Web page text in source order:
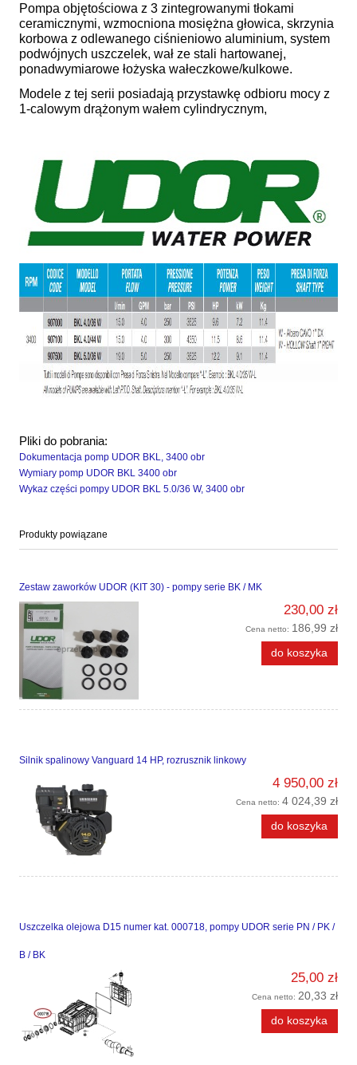
Pompa objętościowa z 3 zintegrowanymi tłokami
ceramicznymi, wzmocniona mosiężna głowica, skrzynia
korbowa z odlewanego ciśnieniowo aluminium, system
podwójnych uszczelek, wał ze stali hartowanej,
ponadwymiarowe łożyska wałeczkowe/kulkowe.
Modele z tej serii posiadają przystawkę odbioru mocy z
1-calowym drążonym wałem cylindrycznym,
Pliki do pobrania:
Dokumentacja pomp UDOR BKL, 3400 obr
Wymiary pomp UDOR BKL 3400 obr
Wykaz części pompy UDOR BKL 5.0/36 W, 3400 obr
Produkty powiązane
Zestaw zaworków UDOR (KIT 30) - pompy serie BK / MK
230,00 zł
Cena netto: 186,99 zł
do koszyka
Silnik spalinowy Vanguard 14 HP, rozrusznik linkowy
4 950,00 zł
Cena netto: 4 024,39 zł
do koszyka
Uszczelka olejowa D15 numer kat. 000718, pompy UDOR serie PN / PK /
B / BK
25,00 zł
Cena netto: 20,33 zł
do koszyka